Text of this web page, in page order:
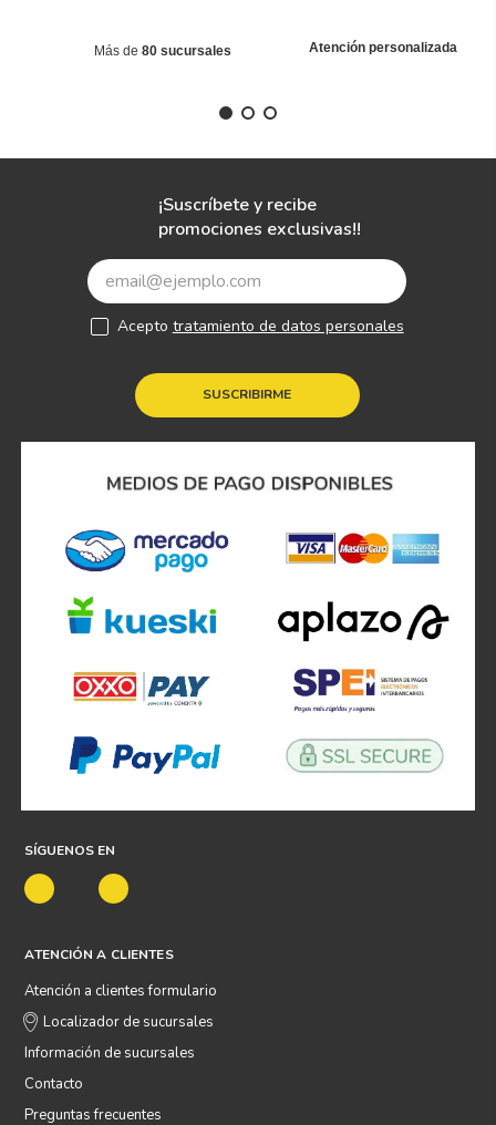
Más de 80 sucursales Atención personalizada
¡Suscríbete y recibe
promociones exclusivas!!
SUSCRIBIRME
Acepto tratamiento de datos personales
SÍGUENOS EN
ATENCIÓN A CLIENTES
Atención a clientes formulario
Localizador de sucursales
Información de sucursales
Contacto
Preguntas frecuentes